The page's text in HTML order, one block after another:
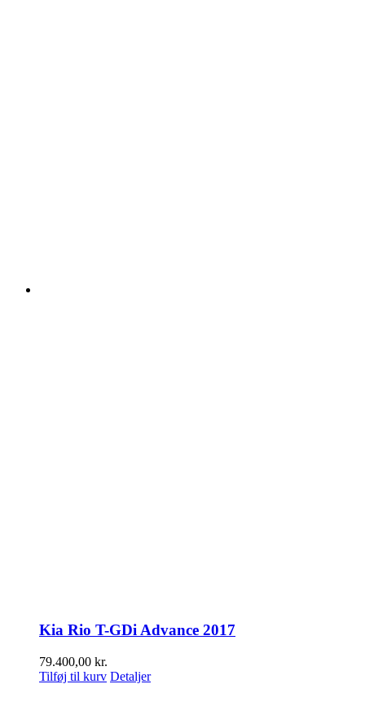
Kia Rio T-GDi Advance 2017
79.400,00 kr.
Tilføj til kurv Detaljer